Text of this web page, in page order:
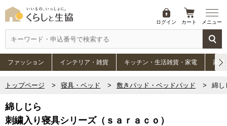
ログイン カート メニュー
ファッション インテリア・雑貨 キッチン・生活雑貨・家電 家具
トップページ 寝具・ベッド 敷きパッド・ベッドパッド 綿し
綿しじら
刺繍入り寝具シリーズ（ｓａｒａｃｏ）